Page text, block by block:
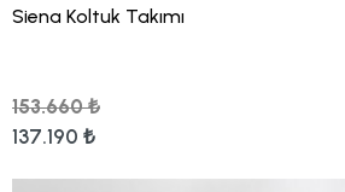
Siena Koltuk Takımı
153.660 ₺
137.190 ₺